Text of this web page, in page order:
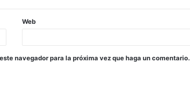
Web
navegador para la próxima vez que haga un comentario.